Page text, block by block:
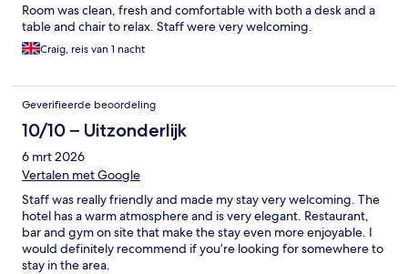
Room was clean, fresh and comfortable with both a desk and a
table and chair to relax. Staff were very welcoming.
Craig, reis van 1 nacht
Geverifieerde beoordeling
10/10 – Uitzonderlijk
6 mrt 2026
Vertalen met Google
Staff was really friendly and made my stay very welcoming. The
hotel has a warm atmosphere and is very elegant. Restaurant,
bar and gym on site that make the stay even more enjoyable. I
would definitely recommend if you’re looking for somewhere to
stay in the area.